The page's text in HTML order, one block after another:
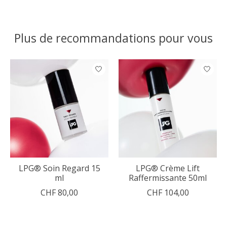
Plus de recommandations pour vous
Articles du carrousel de produits
LPG® Soin Regard 15
ml
CHF 80,00
LPG® Crème Lift
Raffermissante 50ml
CHF 104,00